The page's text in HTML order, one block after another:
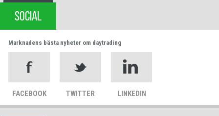
SOCIAL
Marknadens bästa nyheter om daytrading
FACEBOOK TWITTER LINKEDIN